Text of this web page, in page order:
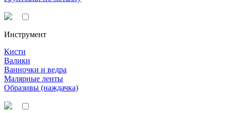
Инструмент
Кисти
Валики
Ванночки и ведра
Малярные ленты
Образивы (наждачка)